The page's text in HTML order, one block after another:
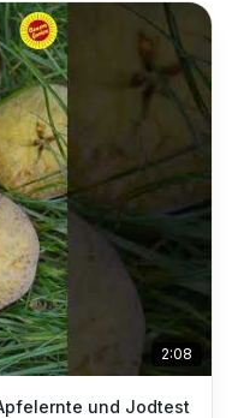
2:08
und Jodtest